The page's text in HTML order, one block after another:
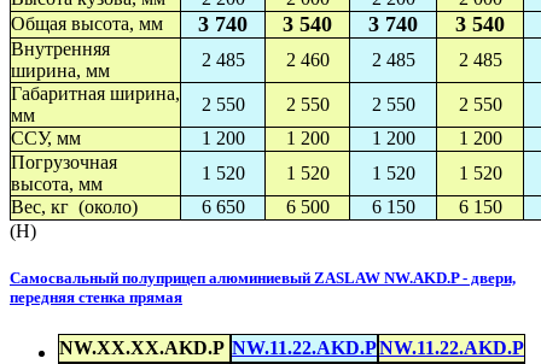
Общая высота, мм
3 740 3 540 3 740 3 540
Внутренняя
ширина, мм
2 485 2 460 2 485
2 485
Габаритная ширина,
мм
2 550 2 550 2 550
2 550
ССУ, мм
1 200 1 200 1 200
1 200
Погрузочная
высота, мм
1 520 1 520 1 520
1 520
Вес, кг (около)
6 650 6 500 6 150
6 150
(H)
Самосвальный полуприцеп алюминиевый ZASLAW NW.AKD.P - двери,
передняя стенка прямая
NW.XX.XX.AKD.P NW.11.22.AKD.PNW.11.22.AKD.P